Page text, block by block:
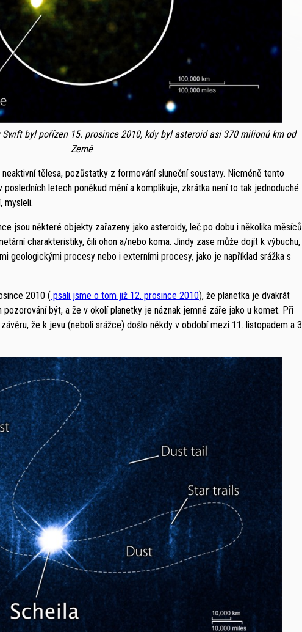
byl pořízen 15. prosince 2010, kdy byl asteroid asi 370 milionů km od
Země
tělesa, pozůstatky z formování sluneční soustavy. Nicméně tento
posledních letech poněkud mění a komplikuje, zkrátka není to tak jednoduché
mysleli.
jsou některé objekty zařazeny jako asteroidy, leč po dobu i několika měsíců
charakteristiky, čili ohon a/nebo koma. Jindy zase může dojít k výbuchu,
geologickými procesy nebo i externími procesy, jako je například srážka s
2010 ( psali jsme o tom již 12. prosince 2010), že planetka je dvakrát
být, a že v okolí planetky je náznak jemné záře jako u komet. Při
že k jevu (neboli srážce) došlo někdy v období mezi 11. listopadem a